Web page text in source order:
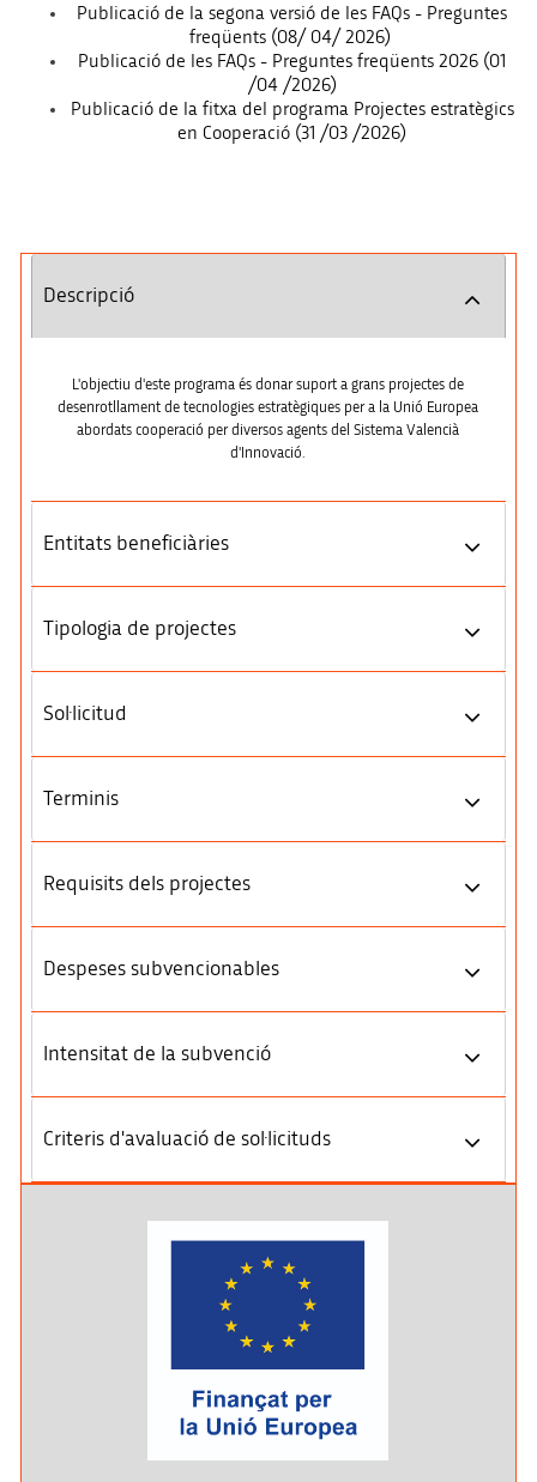
Publicació de la segona versió de les FAQs - Preguntes
freqüents (08/ 04/ 2026)
Publicació de les FAQs - Preguntes freqüents 2026 (01
/04 /2026)
Publicació de la fitxa del programa Projectes estratègics
en Cooperació (31 /03 /2026)
Descripció
L'objectiu d'este programa és donar suport a grans projectes de
desenrotllament de tecnologies estratègiques per a la Unió Europea
abordats cooperació per diversos agents del Sistema Valencià
d'Innovació.
Entitats beneficiàries
Tipologia de projectes
Sol·licitud
Terminis
Requisits dels projectes
Despeses subvencionables
Intensitat de la subvenció
Criteris d'avaluació de sol·licituds